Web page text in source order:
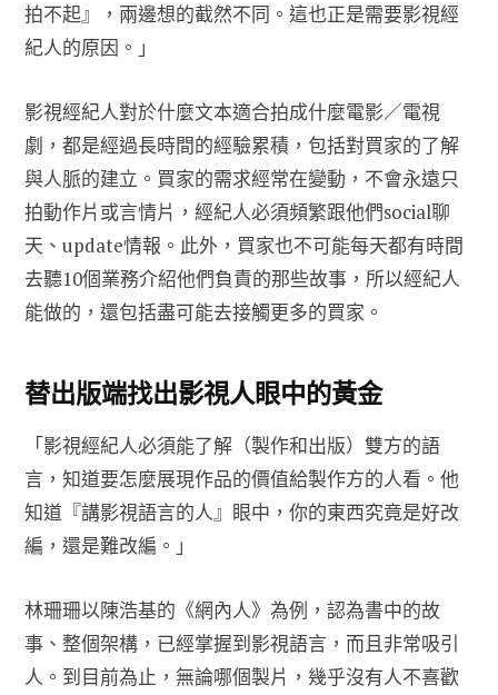
拍不起』，兩邊想的截然不同。這也正是需要影視經
紀人的原因。」
影視經紀人對於什麼文本適合拍成什麼電影／電視
劇，都是經過長時間的經驗累積，包括對買家的了解
與人脈的建立。買家的需求經常在變動，不會永遠只
拍動作片或言情片，經紀人必須頻繁跟他們social聊
天、update情報。此外，買家也不可能每天都有時間
去聽10個業務介紹他們負責的那些故事，所以經紀人
能做的，還包括盡可能去接觸更多的買家。
替出版端找出影視人眼中的黃金
「影視經紀人必須能了解（製作和出版）雙方的語
言，知道要怎麼展現作品的價值給製作方的人看。他
知道『講影視語言的人』眼中，你的東西究竟是好改
編，還是難改編。」
林珊珊以陳浩基的《網內人》為例，認為書中的故
事、整個架構，已經掌握到影視語言，而且非常吸引
人。到目前為止，無論哪個製片，幾乎沒有人不喜歡